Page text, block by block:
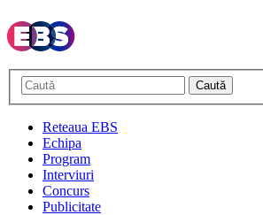
Caută
Reteaua EBS
Echipa
Program
Interviuri
Concurs
Publicitate